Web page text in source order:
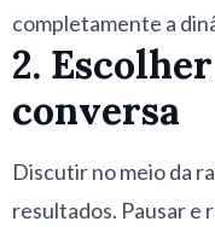
completamente a
2.
conversa
Discutir no meio da
resultados. Pausar e